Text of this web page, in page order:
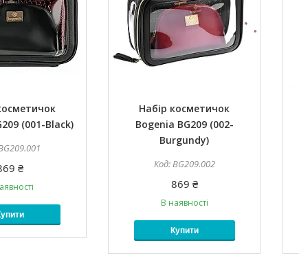
(001-Black)
₴
Набір косметичок
Bogenia BG209 (002-
Burgundy)
BG209.002
869 ₴
В наявності
Купити